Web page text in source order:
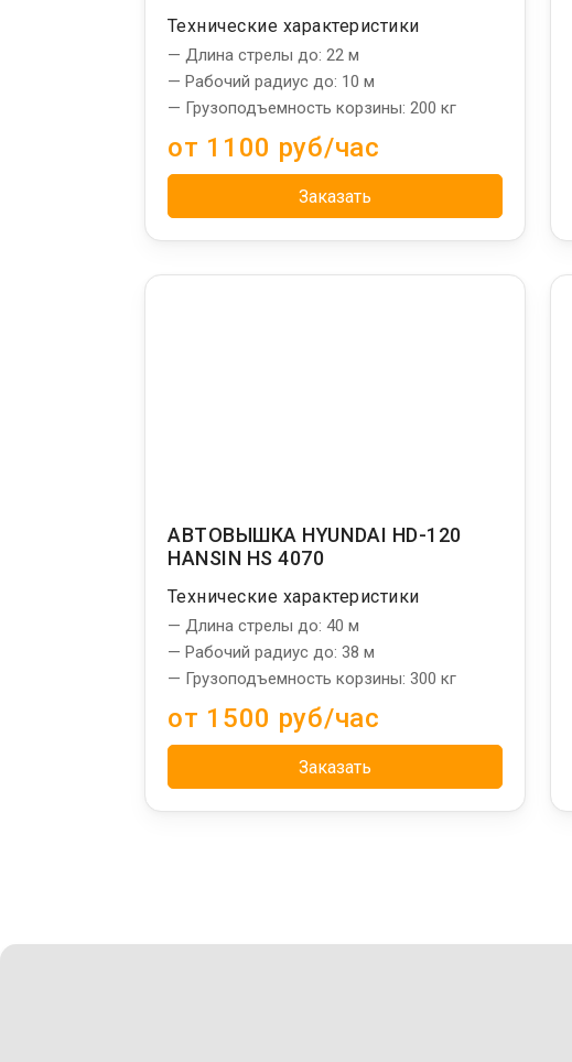
Технические характеристики
— Длина стрелы до: 22 м
— Рабочий радиус до: 10 м
— Грузоподъемность корзины: 200 кг
от 1100 руб/час
Заказать
АВТОВЫШКА HYUNDAI HD-120
HANSIN HS 4070
Технические характеристики
— Длина стрелы до: 40 м
— Рабочий радиус до: 38 м
— Грузоподъемность корзины: 300 кг
от 1500 руб/час
Заказать